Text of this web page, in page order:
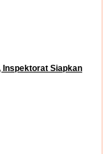
Inspektorat Siapkan